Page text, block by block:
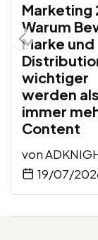
Marketing
Warum
Marke und
wichtiger
werden als
immer
Content
von
19/07/